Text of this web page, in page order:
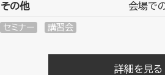
その他 会場で
セミナー 講習会
詳細を見る